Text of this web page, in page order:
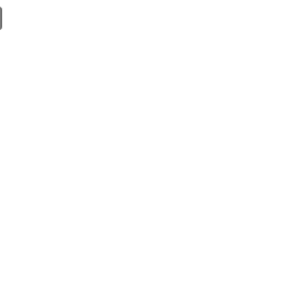
Press